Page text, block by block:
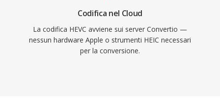
Codifica nel Cloud
La codifica HEVC avviene sui server Convertio —
nessun hardware Apple o strumenti HEIC necessari
per la conversione.